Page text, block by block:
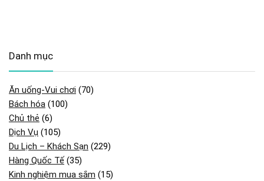
Danh mục
Ăn uống-Vui chơi (70)
Bách hóa (100)
Chủ thẻ (6)
Dịch Vụ (105)
Du Lịch – Khách Sạn (229)
Hàng Quốc Tế (35)
Kinh nghiệm mua sắm (15)